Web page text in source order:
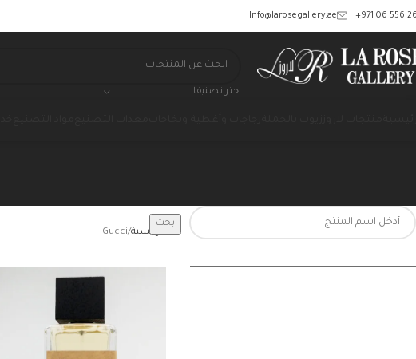
‎+971 06 556
Info@larosegallery.ae
اختر تصنيفا
بحث
الرئيسية Gucci